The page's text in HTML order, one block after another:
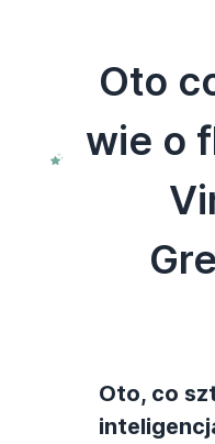
Oto
wie o
Oto, co